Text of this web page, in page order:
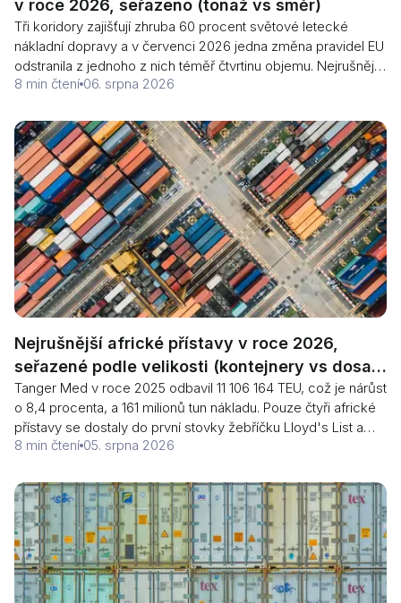
v roce 2026, seřazeno (tonaž vs směr)
Tři koridory zajišťují zhruba 60 procent světové letecké
nákladní dopravy a v červenci 2026 jedna změna pravidel EU
odstranila z jednoho z nich téměř čtvrtinu objemu. Nejrušnější
letecké nákladní trasy seřazené podle směru a jejich sazby.
8 min čtení 06. srpna 2026
Nejrušnější africké přístavy v roce 2026,
seřazené podle velikosti (kontejnery vs dosah
koridoru)
Tanger Med v roce 2025 odbavil 11 106 164 TEU, což je nárůst
o 8,4 procenta, a 161 milionů tun nákladu. Pouze čtyři africké
přístavy se dostaly do první stovky žebříčku Lloyd's List a
Durban už mezi nimi není. Zde je pořadí plus sloupec, který
přístavu tvoří přestavní provoz, který nikdy nevstoupí do
místní ekonomiky.
8 min čtení 05. srpna 2026